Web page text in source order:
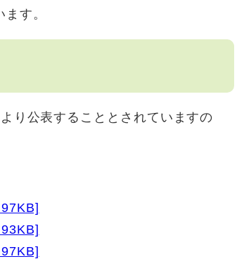
す。
り公表することとされていますの